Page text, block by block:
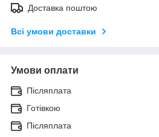
Доставка поштою
Всі умови доставки
Умови оплати
Післяплата
Готівкою
Післяплата